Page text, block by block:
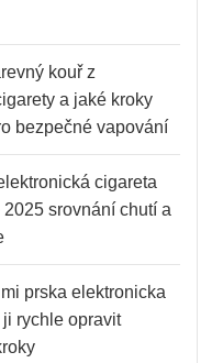
kouř z
a jaké kroky
bezpečné vapování
cigareta
srovnání chutí a
prska elektronicka
rychle opravit